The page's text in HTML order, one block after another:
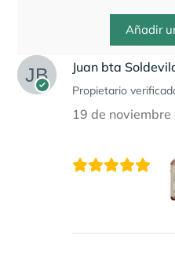
Añadir
Juan bta
Propietario
19 de